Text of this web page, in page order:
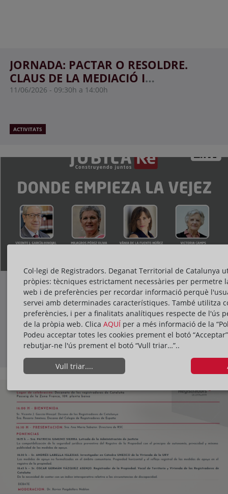
JORNADA: PACTAR O RESOLDRE.
CLAUS DE LA MEDIACIÓ I
L'ARBITRATGE IMMOBILIARI
11/06/2026 09:30h a 14:00h
ACTIVITATS
Jornada Jubilare "Donde Empieza la
Vejez"
02/07/2026 18:00h
ACTIVITATS
Col·legi de Registradors. Deganat Territorial de Catalunya
pròpies: tècniques estrictament necessàries per permetre
web i de preferències per recordar informació perquè
servei amb determinades característiques. També utilitza
preferències, i per a finalitats analítiques respecte de l'ús
de la pròpia web. Clica AQUÍ per a més informació de la
Podeu acceptar totes les cookies prement el botó
rebutjar-ne l'ús prement el botó “Vull triar…”..
Vull triar....